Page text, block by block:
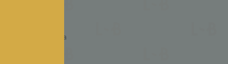
entre sa
offrant à la
de poire
nuances